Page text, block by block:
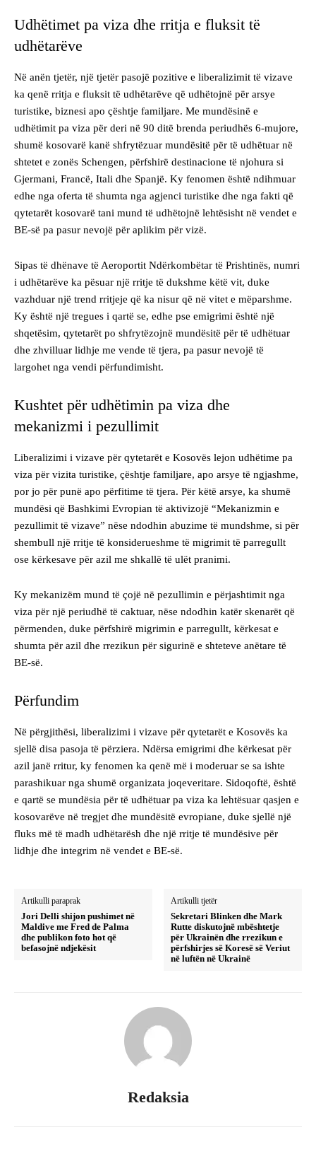
Udhëtimet pa viza dhe rritja e fluksit të
udhëtarëve
Në anën tjetër, një tjetër pasojë pozitive e liberalizimit të vizave
ka qenë rritja e fluksit të udhëtarëve që udhëtojnë për arsye
turistike, biznesi apo çështje familjare. Me mundësinë e
udhëtimit pa viza për deri në 90 ditë brenda periudhës 6-mujore,
shumë kosovarë kanë shfrytëzuar mundësitë për të udhëtuar në
shtetet e zonës Schengen, përfshirë destinacione të njohura si
Gjermani, Francë, Itali dhe Spanjë. Ky fenomen është ndihmuar
edhe nga oferta të shumta nga agjenci turistike dhe nga fakti që
qytetarët kosovarë tani mund të udhëtojnë lehtësisht në vendet e
BE-së pa pasur nevojë për aplikim për vizë.
Sipas të dhënave të Aeroportit Ndërkombëtar të Prishtinës, numri
i udhëtarëve ka pësuar një rritje të dukshme këtë vit, duke
vazhduar një trend rritjeje që ka nisur që në vitet e mëparshme.
Ky është një tregues i qartë se, edhe pse emigrimi është një
shqetësim, qytetarët po shfrytëzojnë mundësitë për të udhëtuar
dhe zhvilluar lidhje me vende të tjera, pa pasur nevojë të
largohet nga vendi përfundimisht.
Kushtet për udhëtimin pa viza dhe
mekanizmi i pezullimit
Liberalizimi i vizave për qytetarët e Kosovës lejon udhëtime pa
viza për vizita turistike, çështje familjare, apo arsye të ngjashme,
por jo për punë apo përfitime të tjera. Për këtë arsye, ka shumë
mundësi që Bashkimi Evropian të aktivizojë “Mekanizmin e
pezullimit të vizave” nëse ndodhin abuzime të mundshme, si për
shembull një rritje të konsiderueshme të migrimit të parregullt
ose kërkesave për azil me shkallë të ulët pranimi.
Ky mekanizëm mund të çojë në pezullimin e përjashtimit nga
viza për një periudhë të caktuar, nëse ndodhin katër skenarët që
përmenden, duke përfshirë migrimin e parregullt, kërkesat e
shumta për azil dhe rrezikun për sigurinë e shteteve anëtare të
BE-së.
Përfundim
Në përgjithësi, liberalizimi i vizave për qytetarët e Kosovës ka
sjellë disa pasoja të përziera. Ndërsa emigrimi dhe kërkesat për
azil janë rritur, ky fenomen ka qenë më i moderuar se sa ishte
parashikuar nga shumë organizata joqeveritare. Sidoqoftë, është
e qartë se mundësia për të udhëtuar pa viza ka lehtësuar qasjen e
kosovarëve në tregjet dhe mundësitë evropiane, duke sjellë një
fluks më të madh udhëtarësh dhe një rritje të mundësive për
lidhje dhe integrim në vendet e BE-së.
Artikulli paraprak
Jori Delli shijon pushimet në
Maldive me Fred de Palma
dhe publikon foto hot që
befasojnë ndjekësit
Artikulli tjetër
Sekretari Blinken dhe Mark
Rutte diskutojnë mbështetje
për Ukrainën dhe rrezikun e
përfshirjes së Koresë së Veriut
në luftën në Ukrainë
Redaksia